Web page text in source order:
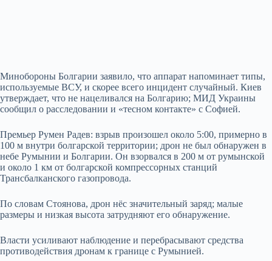
Минобороны Болгарии заявило, что аппарат напоминает типы,
используемые ВСУ, и скорее всего инцидент случайный. Киев
утверждает, что не нацеливался на Болгарию; МИД Украины
сообщил о расследовании и «тесном контакте» с Софией.
Премьер Румен Радев: взрыв произошел около 5:00, примерно в
100 м внутри болгарской территории; дрон не был обнаружен в
небе Румынии и Болгарии. Он взорвался в 200 м от румынской
и около 1 км от болгарской компрессорных станций
Трансбалканского газопровода.
По словам Стоянова, дрон нёс значительный заряд; малые
размеры и низкая высота затрудняют его обнаружение.
Власти усиливают наблюдение и перебрасывают средства
противодействия дронам к границе с Румынией.